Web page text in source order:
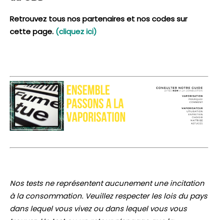
Retrouvez tous nos partenaires et nos codes sur
cette page. (cliquez ici)
Nos tests ne représentent aucunement une incitation
à la consommation. Veuillez respecter les lois du pays
dans lequel vous vivez ou dans lequel vous vous